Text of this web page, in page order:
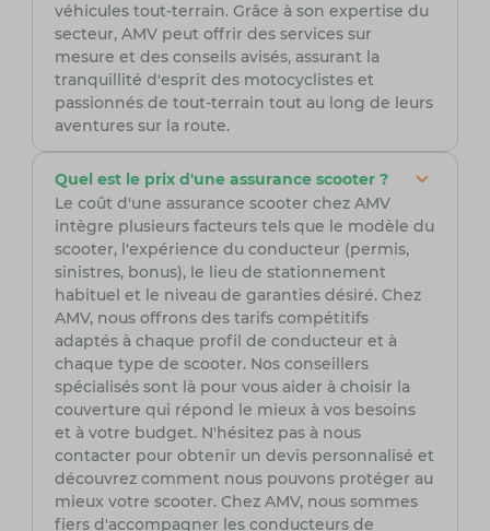
véhicules tout-terrain. Grâce à son expertise du
secteur, AMV peut offrir des services sur
mesure et des conseils avisés, assurant la
tranquillité d'esprit des motocyclistes et
passionnés de tout-terrain tout au long de leurs
aventures sur la route.
Quel est le prix d'une assurance scooter ?
Le coût d'une assurance scooter chez AMV
intègre plusieurs facteurs tels que le modèle du
scooter, l'expérience du conducteur (permis,
sinistres, bonus), le lieu de stationnement
habituel et le niveau de garanties désiré. Chez
AMV, nous offrons des tarifs compétitifs
adaptés à chaque profil de conducteur et à
chaque type de scooter. Nos conseillers
spécialisés sont là pour vous aider à choisir la
couverture qui répond le mieux à vos besoins
et à votre budget. N'hésitez pas à nous
contacter pour obtenir un devis personnalisé et
découvrez comment nous pouvons protéger au
mieux votre scooter. Chez AMV, nous sommes
fiers d'accompagner les conducteurs de